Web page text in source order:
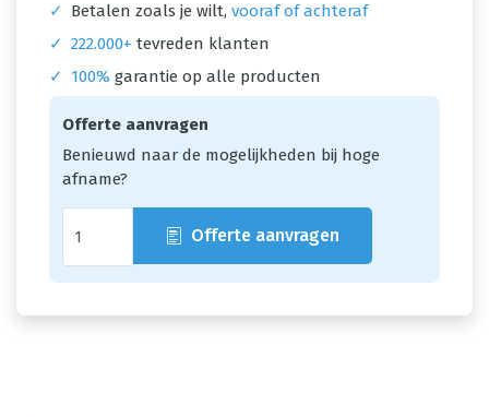
✓
Betalen zoals je wilt, vooraf of achteraf
✓ 222.000+ tevreden klanten
✓
100% garantie op alle producten
Offerte aanvragen
Benieuwd naar de mogelijkheden bij hoge
afname?
Offerte aanvragen